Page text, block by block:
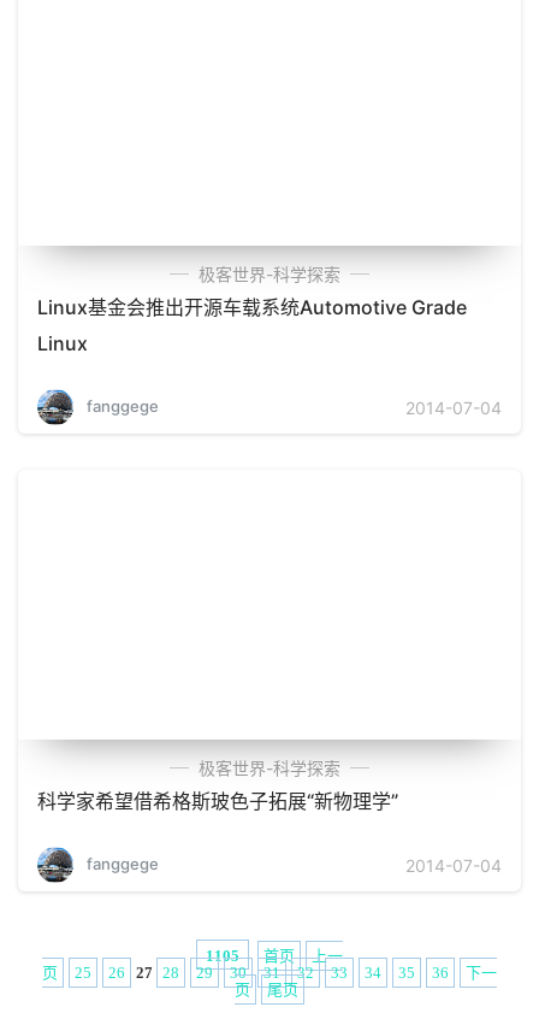
极客世界-科学探索
Linux基金会推出开源车载系统Automotive Grade
Linux
fanggege 2014-07-04
极客世界-科学探索
科学家希望借希格斯玻色子拓展“新物理学”
fanggege 2014-07-04
1105 首页
上一
页
25 26 27 28 29 30 31 32 33 34 35 36
下一
页
尾页